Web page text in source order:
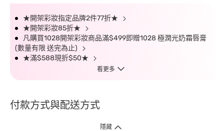
★開架彩妝指定品牌2件77折★
★開架彩妝85折★
凡購買1028開架彩妝商品滿$499即贈1028 極潤光奶霜唇膏
(數量有限 送完為止)
★滿$588現折$50★
看更多
付款方式與配送方式
隱藏